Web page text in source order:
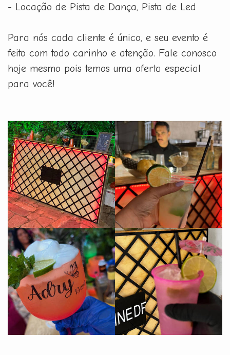
- Locação de Pista de Dança, Pista de Led
Para nós cada cliente é único, e seu evento é
feito com todo carinho e atenção. Fale conosco
hoje mesmo pois temos uma oferta especial
para você!